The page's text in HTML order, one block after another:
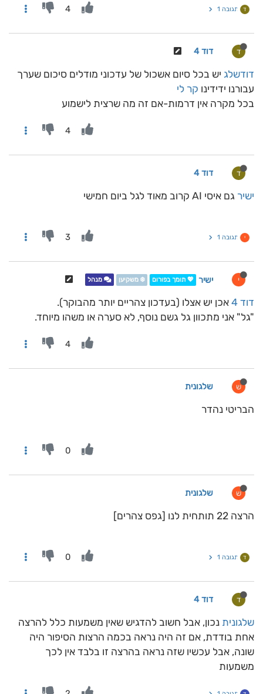
ד תגובה 1 4
ד דוד 4
דודשלג יש בכל סיום אשכול של עדכוני מודלים סיכום שערך
עבורנו ידידינו קר לי
בכל מקרה אין דרמות-אם זה מה שרצית לישמוע
4
ד דוד 4
ישיר גם איסי AI קרוב מאוד לגל ביום חמישי
י תגובה 1 3
י ישיר 💖 תומך בפורום ❄️ משקיען מנהל
דוד 4
אכן יש אצלו (בעדכון צהריים יותר מהבוקר).
"גל" אני מתכוון גל גשם נוסף, לא סערה או משהו מיוחד.
4
ש שלגונית
הבריטי נהדר
0
ש שלגונית
הרצה 22 תותחית לנו [גפס צהרים]
ד תגובה 1 0
ד דוד 4
שלגונית נכון, אבל חשוב להדגיש שאין משמעות כלל להרצה
אחת בודדת, אם זה היה נראה בכמה הרצות הסיפור היה
שונה, אבל עכשיו שזה נראה בהרצה זו בלבד אין לכך
משמעות